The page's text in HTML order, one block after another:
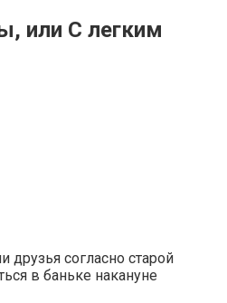
или С легким
друзья согласно старой
в баньке накануне